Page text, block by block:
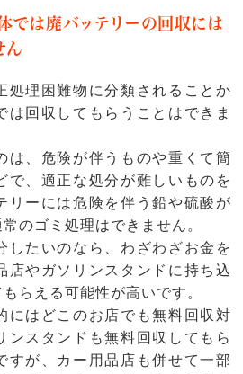
では廃バッテリーの回収には
ん
処理困難物に分類されることか
は回収してもらうことはできま
は、危険が伴うものや重くて簡
で、適正な処分が難しいものを
リーには危険を伴う鉛や硫酸が
のゴミ処理はできません。
したいのなら、わざわざお金を
店やガソリンスタンドに持ち込
らえる可能性が高いです。
にはどこのお店でも無料回収対
ンスタンドも無料回収してもら
すが、カー用品店も併せて一部